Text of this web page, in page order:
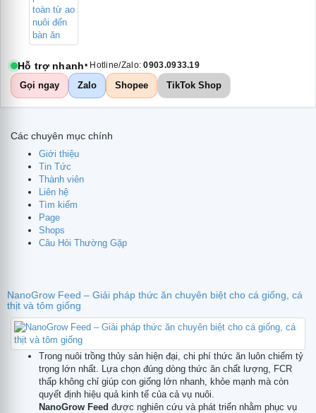
Hỗ trợ nhanh• Hotline/Zalo:0903.0933.19
Gọi ngay Zalo Shopee TikTok Shop
Các chuyên mục chính
Giới thiệu
Tin Tức
Thành viên
Liên hệ
Tìm kiếm
Page
Shops
Câu Hỏi Thường Gặp
NanoGrow Feed – Giải pháp thức ăn chuyên biệt cho cá giống, cá
thịt và tôm giống
Trong nuôi trồng thủy sản hiện đại, chi phí thức ăn luôn chiếm tỷ
trọng lớn nhất. Lựa chọn đúng dòng thức ăn chất lượng, FCR
thấp không chỉ giúp con giống lớn nhanh, khỏe mạnh mà còn
quyết định hiệu quả kinh tế của cả vụ nuôi.
NanoGrow Feed được nghiên cứu và phát triển nhằm phục vụ